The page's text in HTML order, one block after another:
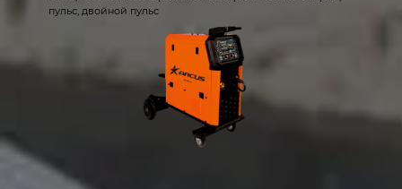
пульс, двойной пульс